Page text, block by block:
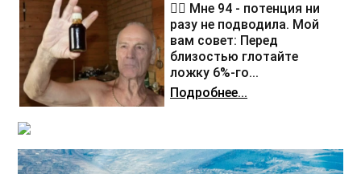
❤️‍🔥 Мне 94 - потенция ни
разу не подводила. Мой
вам совет: Перед
близостью глотайте
ложку 6%-го...
Подробнее...